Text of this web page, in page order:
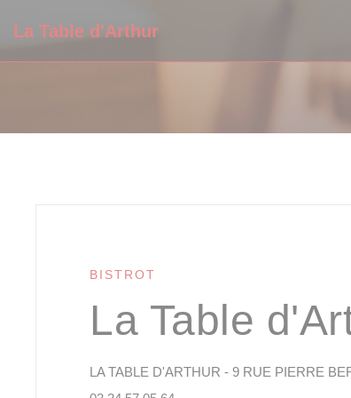
La Table d'Arthur
BISTROT
La Table
LA TABLE D'ARTHUR - 9 RUE PIERRE